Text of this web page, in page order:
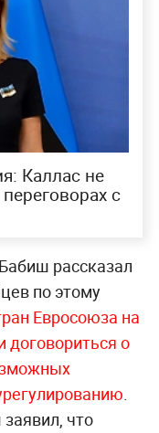
Каллас не
с
рассказал
по этому
Евросоюза на
договориться о
.
что